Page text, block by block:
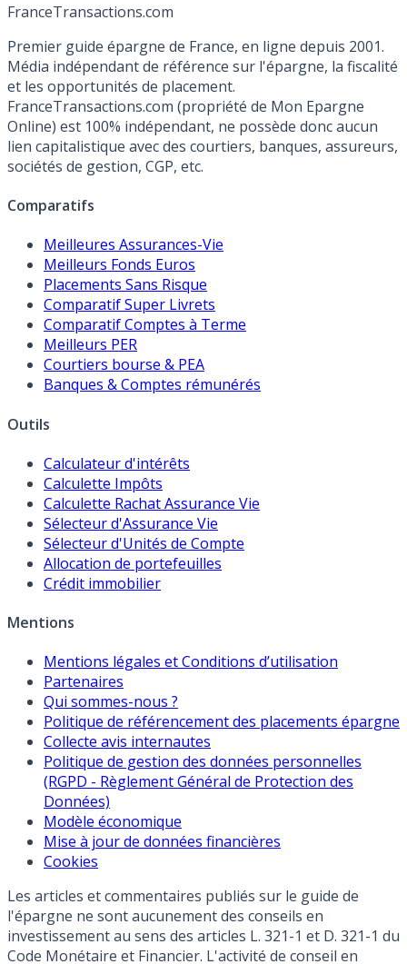
FranceTransactions.com
Premier guide épargne de France, en ligne depuis 2001.
Média indépendant de référence sur l'épargne, la fiscalité
et les opportunités de placement.
FranceTransactions.com (propriété de Mon Epargne
Online) est 100% indépendant, ne possède donc aucun
lien capitalistique avec des courtiers, banques, assureurs,
sociétés de gestion, CGP, etc.
Comparatifs
Meilleures Assurances-Vie
Meilleurs Fonds Euros
Placements Sans Risque
Comparatif Super Livrets
Comparatif Comptes à Terme
Meilleurs PER
Courtiers bourse & PEA
Banques & Comptes rémunérés
Outils
Calculateur d'intérêts
Calculette Impôts
Calculette Rachat Assurance Vie
Sélecteur d'Assurance Vie
Sélecteur d'Unités de Compte
Allocation de portefeuilles
Crédit immobilier
Mentions
Mentions légales et Conditions d’utilisation
Partenaires
Qui sommes-nous ?
Politique de référencement des placements épargne
Collecte avis internautes
Politique de gestion des données personnelles
(RGPD - Règlement Général de Protection des
Données)
Modèle économique
Mise à jour de données financières
Cookies
Les articles et commentaires publiés sur le guide de
l'épargne ne sont aucunement des conseils en
investissement au sens des articles L. 321-1 et D. 321-1 du
Code Monétaire et Financier. L'activité de conseil en